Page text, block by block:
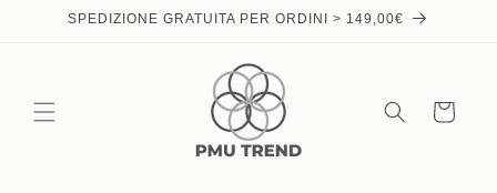
Skip toSPEDIZIONE GRATUITA PER ORDINI > 149,00€
Cart